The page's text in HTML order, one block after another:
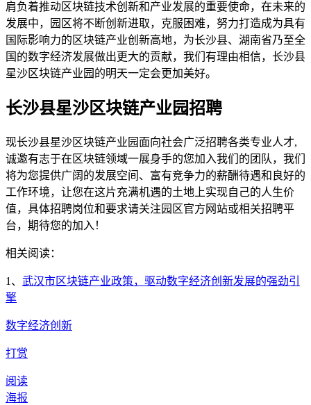
肩负着推动区块链技术创新和产业发展的重要使命，在未来的
发展中，园区将不断创新进取，克服困难，努力打造成为具有
国际影响力的区块链产业创新高地，为长沙县、湖南省乃至全
国的数字经济发展做出更大的贡献，我们有理由相信，长沙县
星沙区块链产业园的明天一定会更加美好。
长沙县星沙区块链产业园招聘
现长沙县星沙区块链产业园面向社会广泛招聘各类专业人才,
诚邀有志于在区块链领域一展身手的您加入我们的团队，我们
将为您提供广阔的发展空间、富有竞争力的薪酬待遇和良好的
工作环境，让您在这片充满机遇的土地上实现自己的人生价
值，具体招聘岗位和要求请关注园区官方网站或相关招聘平
台，期待您的加入！
相关阅读：
1、 武汉市区块链产业政策，驱动数字经济创新发展的强劲引
擎
数字经济创新
打赏
阅读
海报